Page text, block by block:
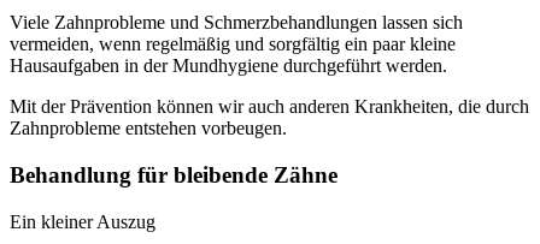
Viele Zahnprobleme und Schmerzbehandlungen lassen sich
vermeiden, wenn regelmäßig und sorgfältig ein paar kleine
Hausaufgaben in der Mundhygiene durchgeführt werden.
Mit der Prävention können wir auch anderen Krankheiten, die durch
Zahnprobleme entstehen vorbeugen.
Behandlung für bleibende Zähne
Ein kleiner Auszug